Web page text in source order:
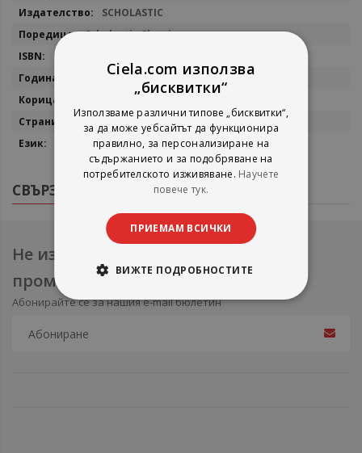
SCHOLASTIC
Scholastic Classics
9781407143644
2013
английски
СВЪРЗАНИ ПРОДУКТИ
Не изпускайте нови продукти и
промоции
Абонирайте се за нашия e-mail бюлетин
Ciela.com използва
„бисквитки“
Използваме различни типове „бисквитки“,
за да може уебсайтът да функционира
правилно, за персонализиране на
съдържанието и за подобряване на
потребителското изживяване. Научете
повече тук.
ПРИЕМАМ ВСИЧКИ
ВИЖТЕ ПОДРОБНОСТИТЕ